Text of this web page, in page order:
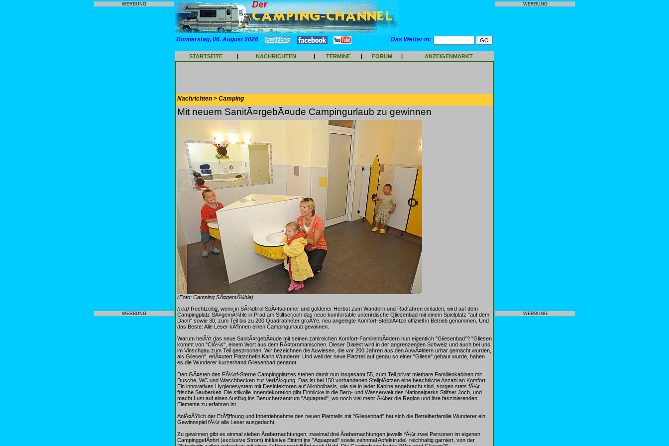
WERBUNG
WERBUNG
Donnerstag, 06. August 2026 Das Wetter in:
STARTSEITE | NACHRICHTEN | TERMINE | FORUM | ANZEIGENMARKT
Nachrichten > Camping
Mit neuem SanitÃ¤rgebÃ¤ude Campingurlaub zu gewinnen
(Foto: Camping SÃ¤gemÃ¼hle)
(red) Rechtzeitig, wenn in SÃ¼dtirol SpÃ¤tsommer und goldener Herbst zum Wandern und Radfahren einladen, wird auf dem
Campingplatz SÃ¤gemÃ¼hle in Prad am Stilfserjoch das neue komfortable unterirdische Gliesenbad mit einem Spielplatz "auf dem
Dach" sowie 30, zum Teil bis zu 200 Quadratmeter groÃŸe, neu angelegte Komfort-StellplÃ¤tze offiziell in Betrieb genommen. Und
das Beste: Alle Leser kÃ¶nnen einen Campingurlaub gewinnen.
Warum heiÃŸt das neue SanitÃ¤rgebÃ¤ude mit seinen zahlreichen Komfort-FamilienbÃ¤dern nun eigentlich "Gliesenbad"? "Gliesen
kommt von "ClÃ¼s", einem Wort aus dem RÃ¤toromanischen. Dieser Dialekt wird in der angrenzenden Schweiz und auch bei uns
im Vinschgau zum Teil gesprochen. Wir bezeichnen die Auwiesen, die vor 200 Jahren aus den AuwÃ¤ldern urbar gemacht wurden,
als Gliesen", erlÃ¤utert Platzchefin Karin Wunderer. Und weil der neue Platzteil auf genau so einer "Gliese" gebaut wurde, haben
es die Wunderer kurzerhand Gliesenbad genannt.
Den GÃ¤sten des FÃ¼nf-Sterne Campingplatzes stehen damit nun insgesamt 55, zum Teil privat mietbare Familienkabinen mit
Dusche, WC und Waschbecken zur VerfÃ¼gung. Das ist bei 150 vorhandenen StellplÃ¤tzen eine beachtliche Anzahl an Komfort.
Ein innovatives Hygienesystem mit Desinfektoren auf Alkoholbasis, wie sie in jeder Kabine angebracht sind, sorgen stets fÃ¼r
frische Sauberkeit. Die stilvolle Innendekoration gibt Einblicke in die Berg- und Wasserwelt des Nationalparks Stilfser Joch, und
macht Lust auf einen Ausflug ins Besucherzentrum "Aquaprad", wo noch viel mehr Ã¼ber die Region und ihre faszinierenden
Elemente zu erfahren ist.
AnlÃ¤ÃŸlich der ErÃ¶ffnung und Inbetriebnahme des neuen Platzteils mit "Gliesenbad" hat sich die Betreiberfamilie Wunderer ein
Gewinnspiel fÃ¼r alle Leser ausgedacht.
Zu gewinnen gibt es einmal sieben Ãœbernachtungen, zweimal drei Ãœbernachtungen jeweils fÃ¼r zwei Personen im eigenen
CampinggefÃ¤hrt (exclusive Strom) inklusive Eintritt ins "Aquaprad" sowie zehnmal Apfelstrudel, reichhaltig garniert, von der
WERBUNG
WERBUNG